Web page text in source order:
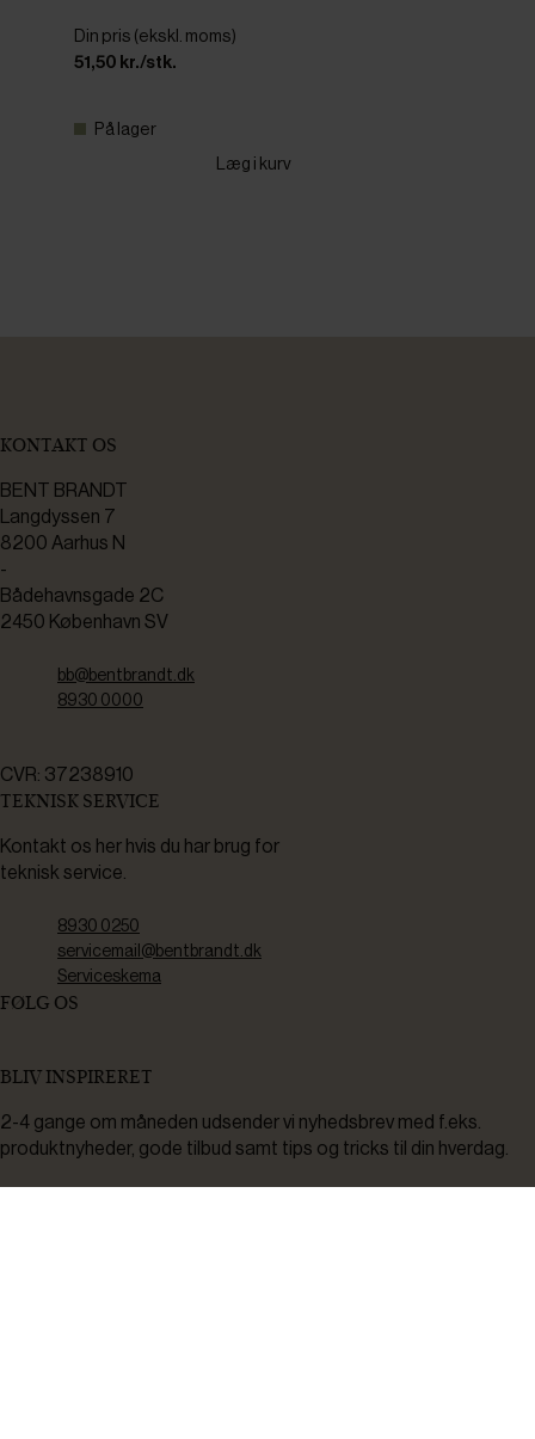
Din pris (ekskl. moms)
51,50 kr./stk.
På lager
Læg i kurv
KONTAKT OS
BENT BRANDT
Langdyssen 7
8200 Aarhus N
-
Bådehavnsgade 2C
2450 København SV
bb@bentbrandt.dk
8930 0000
CVR: 37238910
TEKNISK SERVICE
Kontakt os her hvis du har brug for
teknisk service.
8930 0250
servicemail@bentbrandt.dk
Serviceskema
FØLG OS
BLIV INSPIRERET
2-4 gange om måneden udsender vi nyhedsbrev med f.eks.
produktnyheder, gode tilbud samt tips og tricks til din hverdag.